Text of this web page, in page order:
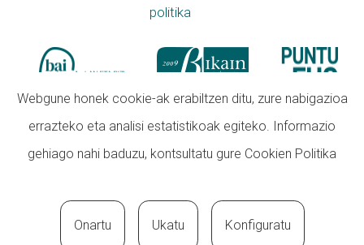
politika
Webgune honek cookie-ak erabiltzen ditu, zure nabigazioa
errazteko eta analisi estatistikoak egiteko. Informazio
gehiago nahi baduzu, kontsultatu gure Cookien Politika
Onartu Ukatu Konfiguratu